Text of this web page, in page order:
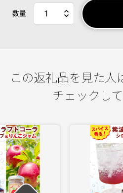
数量
この返礼品を見た人
チェックして